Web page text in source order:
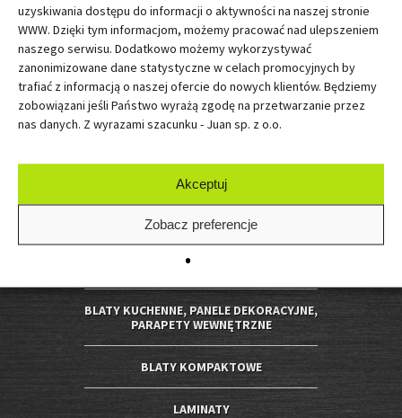
uzyskiwania dostępu do informacji o aktywności na naszej stronie
WWW. Dzięki tym informacjom, możemy pracować nad ulepszeniem
naszego serwisu. Dodatkowo możemy wykorzystywać
zanonimizowane dane statystyczne w celach promocyjnych by
trafiać z informacją o naszej ofercie do nowych klientów. Będziemy
zobowiązani jeśli Państwo wyrażą zgodę na przetwarzanie przez
nas danych. Z wyrazami szacunku - Juan sp. z o.o.
Akceptuj
Zobacz preferencje
handlowej w rozumieniu Art.66 par.1 Kodeksu Cywilnego. Ceny mogą zmienić
się bez uprzedzenia i podania przyczyny.
Kolory na zdjęciach mogą się różnić od rzeczywistych w zależności od ustawień
monitora. W przypadku jakichkolwiek wątpliwości zapraszamy do najbliższego
salonu sprzedaży JUAN.
OFERTA JUAN
BLATY PREMIUM
BLATY KUCHENNE, PANELE DEKORACYJNE,
PARAPETY WEWNĘTRZNE
BLATY KOMPAKTOWE
LAMINATY